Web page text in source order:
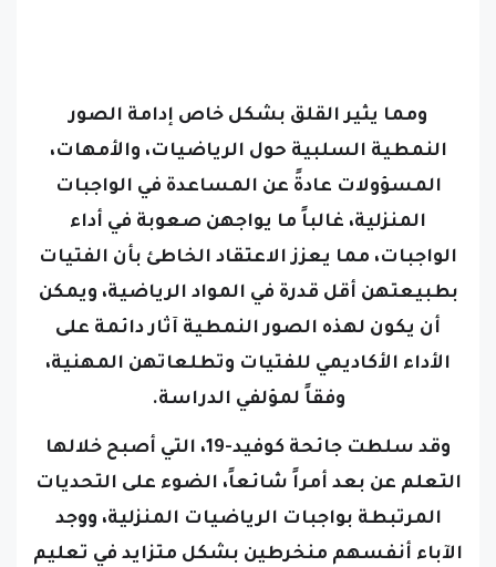
ومما يثير القلق بشكل خاص إدامة الصور
النمطية السلبية حول الرياضيات، والأمهات،
المسؤولات عادةً عن المساعدة في الواجبات
المنزلية، غالباً ما يواجهن صعوبة في أداء
الواجبات، مما يعزز الاعتقاد الخاطئ بأن الفتيات
بطبيعتهن أقل قدرة في المواد الرياضية، ويمكن
أن يكون لهذه الصور النمطية آثار دائمة على
الأداء الأكاديمي للفتيات وتطلعاتهن المهنية،
وفقاً لمؤلفي الدراسة.
وقد سلطت جائحة كوفيد-19، التي أصبح خلالها
التعلم عن بعد أمراً شائعاً، الضوء على التحديات
المرتبطة بواجبات الرياضيات المنزلية، ووجد
الآباء أنفسهم منخرطين بشكل متزايد في تعليم